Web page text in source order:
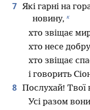
7 Які гарні на
новину, к
хто звіщає
хто несе
хто звіщає
і говорить
8 Послухай! Твої
Усі разом